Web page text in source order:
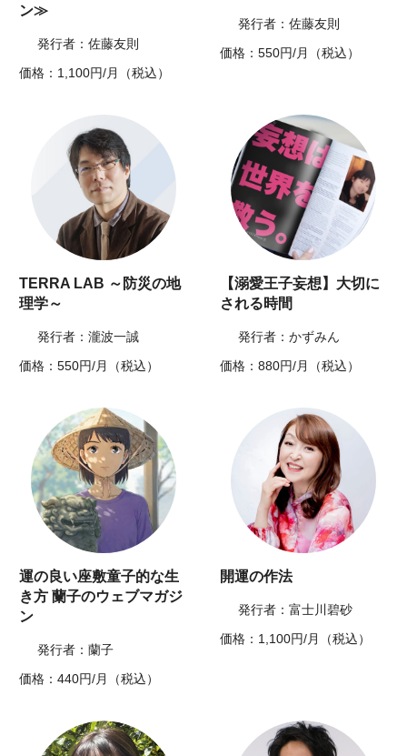
ン≫
発行者：佐藤友則
価格：1,100円/月（税込）
発行者：佐藤友則
価格：550円/月（税込）
TERRA LAB ～防災の地
理学～
発行者：瀧波一誠
価格：550円/月（税込）
【溺愛王子妄想】大切に
される時間
発行者：かずみん
価格：880円/月（税込）
運の良い座敷童子的な生
き方 蘭子のウェブマガジ
ン
発行者：蘭子
価格：440円/月（税込）
開運の作法
発行者：富士川碧砂
価格：1,100円/月（税込）